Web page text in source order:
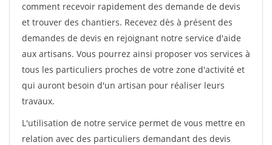
comment recevoir rapidement des demande de devis
et trouver des chantiers. Recevez dès à présent des
demandes de devis en rejoignant notre service d'aide
aux artisans. Vous pourrez ainsi proposer vos services à
tous les particuliers proches de votre zone d'activité et
qui auront besoin d'un artisan pour réaliser leurs
travaux.
L'utilisation de notre service permet de vous mettre en
relation avec des particuliers demandant des devis